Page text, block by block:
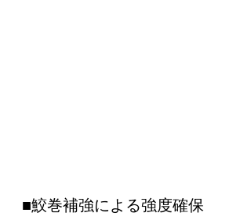
■鮫巻補強による強度確保